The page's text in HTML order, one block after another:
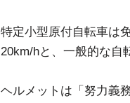
特定小型原付自転車は
20km/hと、一般的な自
ヘルメットは「努力義